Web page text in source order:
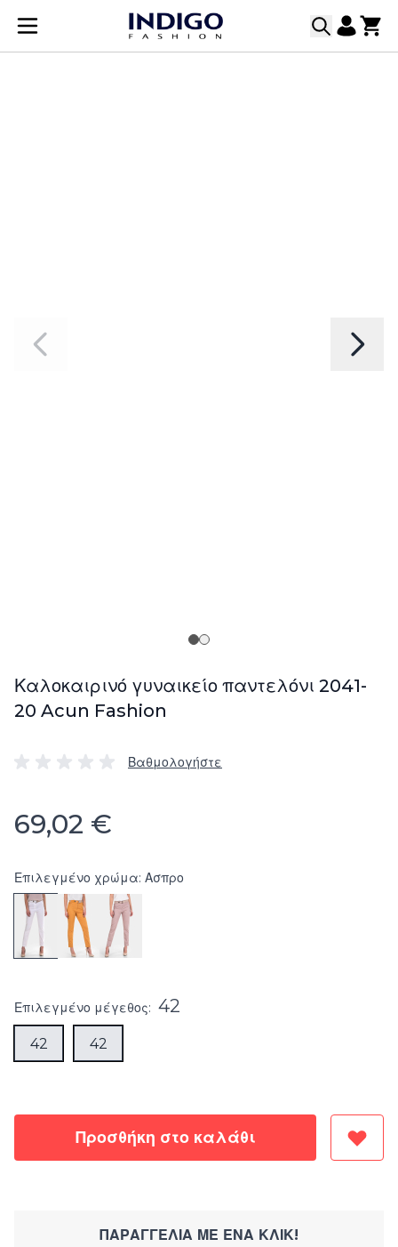
Μετάβαση στο περιεχόμενο
Καλοκαιρινό γυναικείο παντελόνι 2041-
20 Acun Fashion
Βαθμολογήστε
69,02 €
Επιλεγμένο χρώμα: Ασπρο
Επιλεγμένο μέγεθος: 42
42 42
Προσθήκη στο καλάθι
ΠΑΡΑΓΓΕΛΊΑ ΜΕ ΈΝΑ ΚΛΙΚ!